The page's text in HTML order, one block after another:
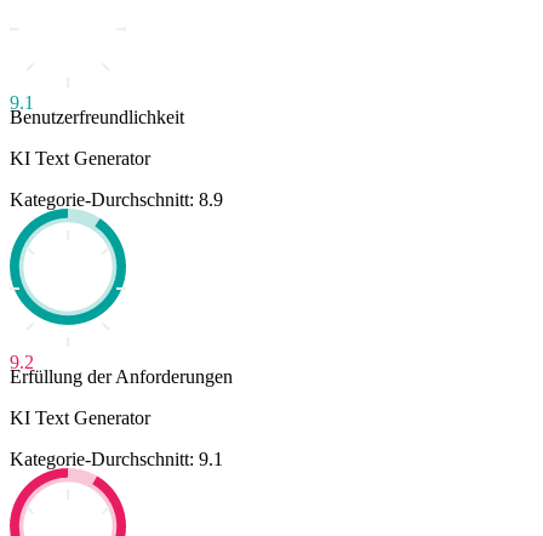
9.1
Benutzerfreundlichkeit
KI Text Generator
Kategorie-Durchschnitt: 8.9
9.2
Erfüllung der Anforderungen
KI Text Generator
Kategorie-Durchschnitt: 9.1